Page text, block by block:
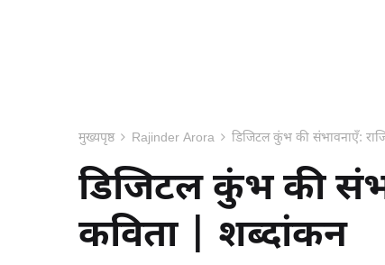
मुख्यपृष्ठ Rajinder Arora डिजिटल कुंभ की संभावनाएँ:
डिजिटल कुंभ की
कविता | शब्दांकन